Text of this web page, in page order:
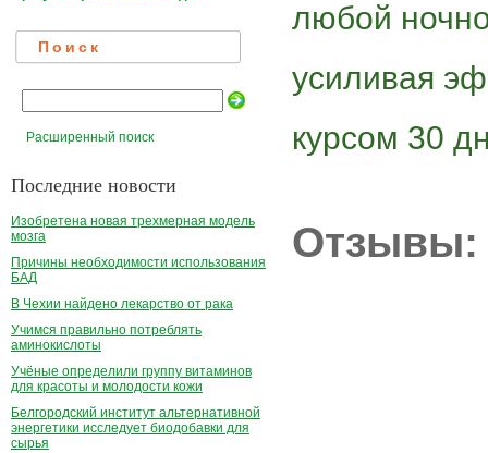
Поиск
Расширенный поиск
Последние новости
Изобретена новая трехмерная модель
мозга
Причины необходимости использования
БАД
В Чехии найдено лекарство от рака
Учимся правильно потреблять
аминокислоты
Учёные определили группу витаминов
для красоты и молодости кожи
Белгородский институт альтернативной
энергетики исследует биодобавки для
сырья
любой
усиливая
курсом 30
Отзывы: